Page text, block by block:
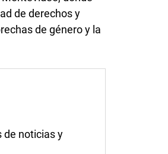
de derechos y
de género y la
de noticias y